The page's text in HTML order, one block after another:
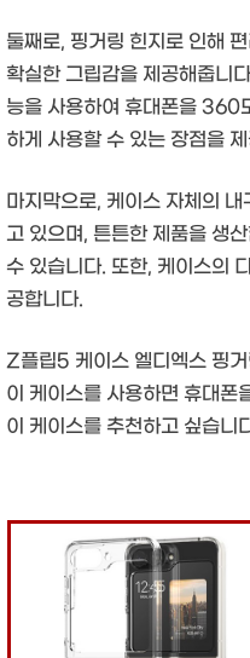
둘째로, 핑거링 힌지로 인해
확실한 그립감을 제공해줍니
능을 사용하여 휴대폰을 360
하게 사용할 수 있는 장점을
마지막으로, 케이스 자체의
고 있으며, 튼튼한 제품을 생
수 있습니다. 또한, 케이스의
공합니다.
Z플립5 케이스 엘디엑스 핑
이 케이스를 사용하면 휴대폰
이 케이스를 추천하고 싶습니